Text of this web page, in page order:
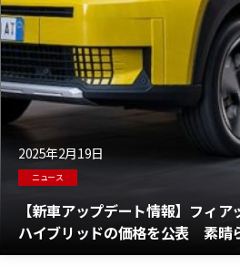
2025年2月19日
ニュース
【新車アップデート情報】フィ
ハイブリッドの価格を公表 素晴
310万円以下からとなっているこ